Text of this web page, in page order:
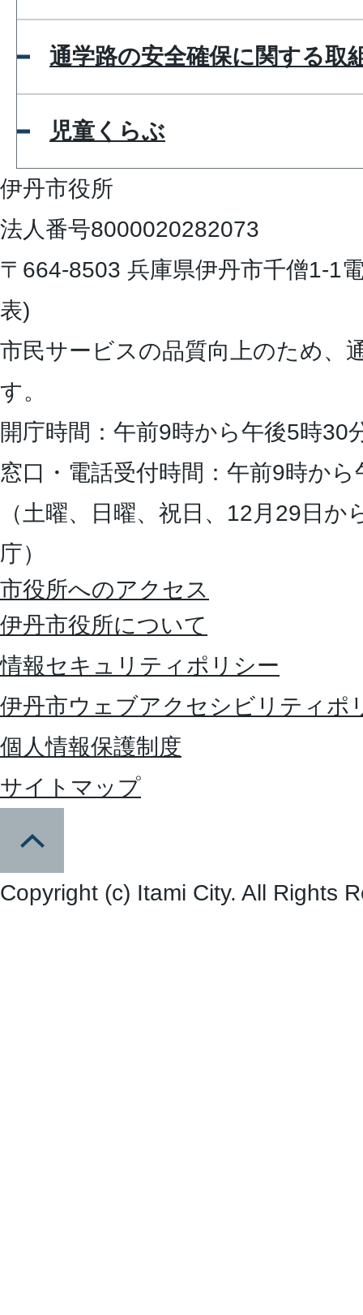
通学路の安全確保に関する取
児童くらぶ
伊丹市役所
法人番号8000020282073
〒664-8503 兵庫県伊丹市千僧1-1
表)
市民サービスの品質向上のため、
す。
開庁時間：午前9時から午後5時30
窓口・電話受付時間：午前9時か
（土曜、日曜、祝日、12月29日
庁）
市役所へのアクセス
伊丹市役所について
情報セキュリティポリシー
伊丹市ウェブアクセシビリティポ
個人情報保護制度
サイトマップ
Copyright (c) Itami City. All Rights